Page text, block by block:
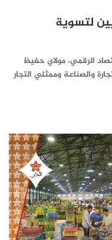
لتسوية
الرقمي، مولاي حفيظ
والصناعة وممثلي التجار